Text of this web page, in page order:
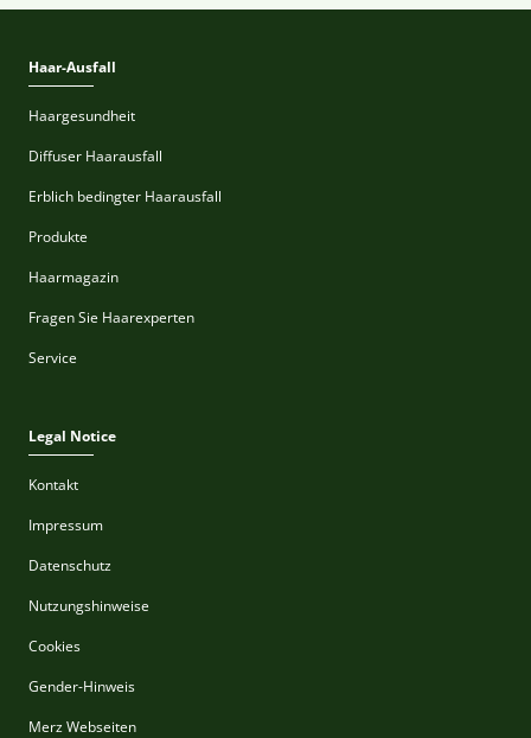
Haar-Ausfall
Haargesundheit
Diffuser Haarausfall
Erblich bedingter Haarausfall
Produkte
Haarmagazin
Fragen Sie Haarexperten
Service
Legal Notice
Kontakt
Impressum
Datenschutz
Nutzungshinweise
Cookies
Gender-Hinweis
Merz Webseiten